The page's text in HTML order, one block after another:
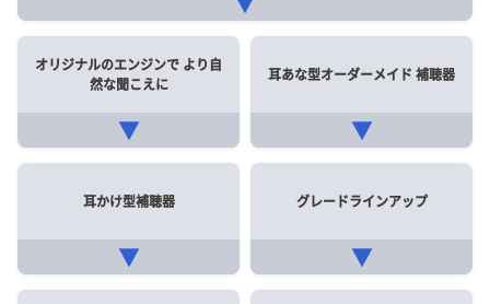
オリジナルのエンジンで より自
然な聞こえに
▼
耳あな型オーダーメイド 補聴器
▼
耳かけ型補聴器
▼
グレードラインアップ
▼